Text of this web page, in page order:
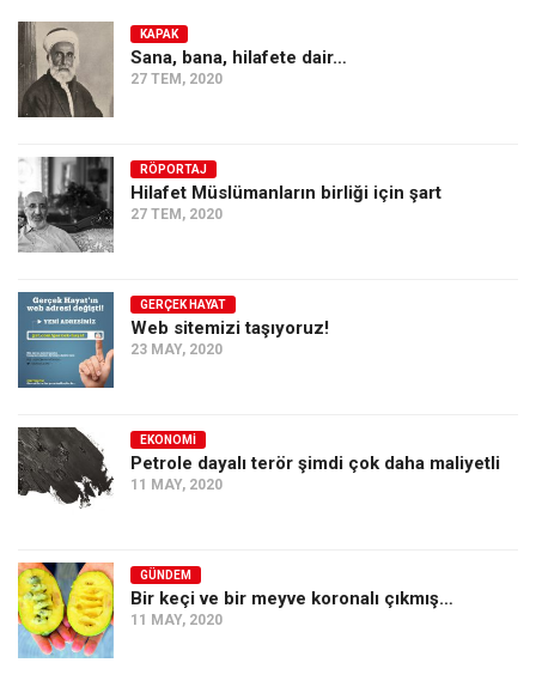
KAPAK
Sana, bana, hilafete dair…
27 TEM, 2020
RÖPORTAJ
Hilafet Müslümanların birliği için şart
27 TEM, 2020
GERÇEK HAYAT
Web sitemizi taşıyoruz!
23 MAY, 2020
EKONOMI
Petrole dayalı terör şimdi çok daha maliyetli
11 MAY, 2020
GÜNDEM
Bir keçi ve bir meyve koronalı çıkmış…
11 MAY, 2020